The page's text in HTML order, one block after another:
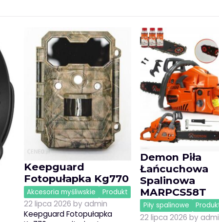
Keepguard
Fotopułapka Kg770
Akcesoria myśliwskie Produkt
22 lipca 2026 byadmin
Keepguard Fotopułapka
Demon Piła
Łańcuchowa
Spalinowa
MARPCS58T
Piły spalinowe
22 lipca 2026 by